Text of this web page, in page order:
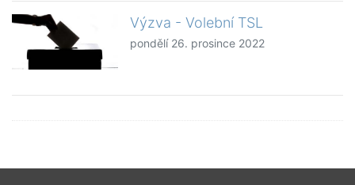
Výzva - Volební TSL
pondělí 26. prosince 2022